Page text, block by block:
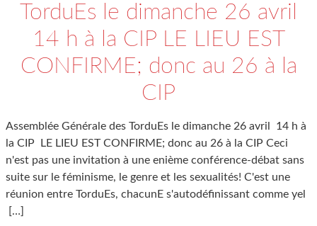
TorduEs le dimanche 26 avril
14 h à la CIP LE LIEU EST
CONFIRME; donc au 26 à la
CIP
Assemblée Générale des TorduEs le dimanche 26 avril 14 h à
la CIP LE LIEU EST CONFIRME; donc au 26 à la CIP Ceci
n'est pas une invitation à une enième conférence-débat sans
suite sur le féminisme, le genre et les sexualités! C'est une
réunion entre TorduEs, chacunE s'autodéfinissant comme yel
[…]